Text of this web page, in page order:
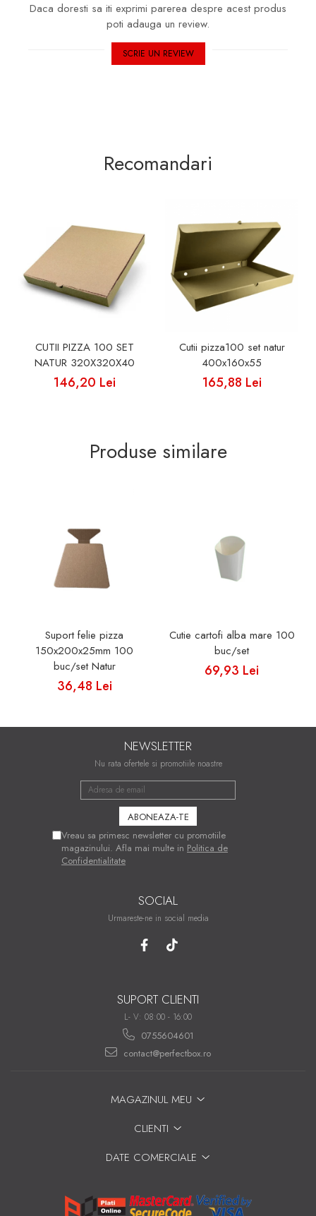
Daca doresti sa iti exprimi parerea despre acest produs
poti adauga un review.
SCRIE UN REVIEW
Recomandari
CUTII PIZZA 100 SET
NATUR 320X320X40
146,20 Lei
Cutii pizza100 set natur
400x160x55
165,88 Lei
Produse similare
Suport felie pizza
150x200x25mm 100
buc/set Natur
36,48 Lei
Cutie cartofi alba mare 100
buc/set
69,93 Lei
NEWSLETTER
Nu rata ofertele si promotiile noastre
Vreau sa primesc newsletter cu promotiile
magazinului. Afla mai multe in Politica de
Confidentialitate
SOCIAL
Urmareste-ne in social media
SUPORT CLIENTI
L- V: 08:00 - 16:00
0755604601
contact@perfectbox.ro
MAGAZINUL MEU
CLIENTI
DATE COMERCIALE